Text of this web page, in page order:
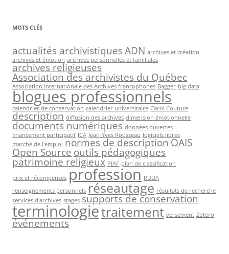
MOTS CLÉS
actualités archivistiquesADN archives et création
archives et émotion archives personnelles et familiales
archives religieuses
Association des archivistes du Québec
Association internationale des Archives francophones Bagger big data
blogues professionnels
calendrier de conservation calendrier universitaire Carol Couture
description diffusion des archives dimension émotionnelle
documents numériques données ouvertes
financement participatif ICA Jean-Yves Rousseau logiciels libres
marché de l'emploi normes de descriptionOAIS
Open Source outils pédagogiques
patrimoine religieux PIAF plan de classification
prix et récompenses profession RDDA
renseignements personnels réseautage résultats de recherche
services d'archives stages supports de conservation
terminologietraitement versement Zotero
événements